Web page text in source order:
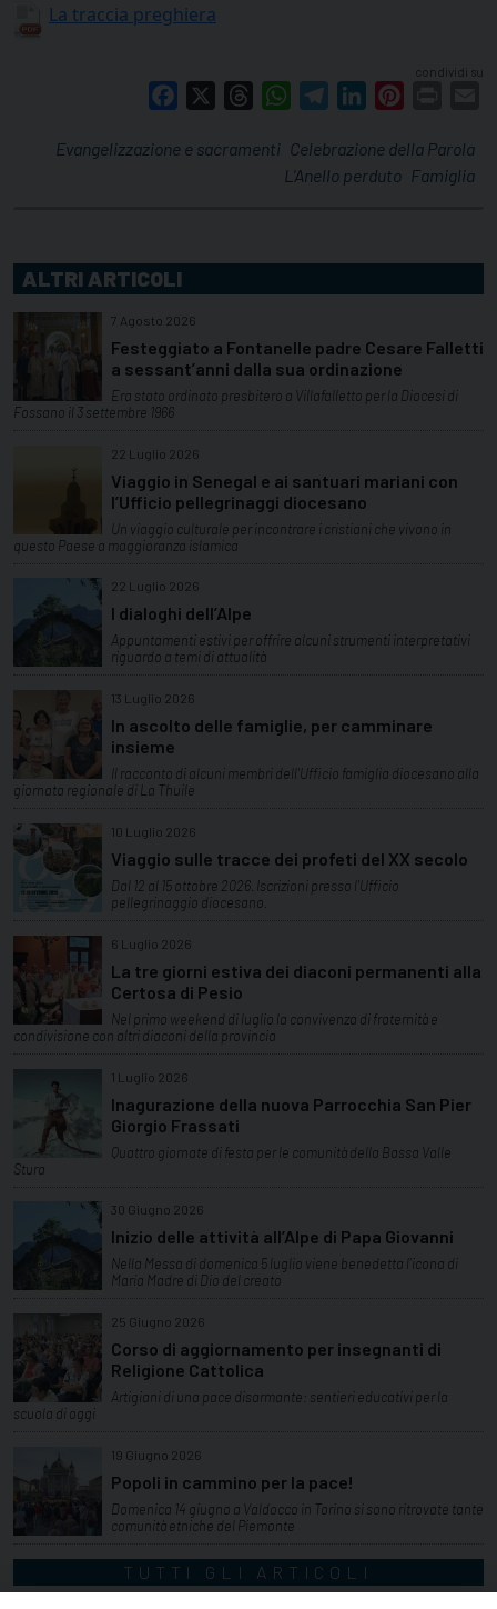
La traccia preghiera
condividi su
Facebook ThreadsWhatsAppTelegramLinkedIn
Celebrazione della Parola
Evangelizzazione e sacramenti
Famiglia
L'Anello perduto
ALTRI ARTICOLI
7 Agosto 2026
Festeggiato a Fontanelle padre Cesare Falletti
a sessant’anni dalla sua ordinazione
Era stato ordinato presbitero a Villafalletto per la Diocesi di
Fossano il 3 settembre 1966
22 Luglio 2026
Viaggio in Senegal e ai santuari mariani con
l’Ufficio pellegrinaggi diocesano
Un viaggio culturale per incontrare i cristiani che vivono in
questo Paese a maggioranza islamica
22 Luglio 2026
I dialoghi dell’Alpe
Appuntamenti estivi per offrire alcuni strumenti interpretativi
riguardo a temi di attualità
13 Luglio 2026
In ascolto delle famiglie, per camminare
insieme
Il racconto di alcuni membri dell'Ufficio famiglia diocesano alla
giornata regionale di La Thuile
10 Luglio 2026
Viaggio sulle tracce dei profeti del XX secolo
Dal 12 al 15 ottobre 2026. Iscrizioni presso l'Ufficio
pellegrinaggio diocesano.
6 Luglio 2026
La tre giorni estiva dei diaconi permanenti alla
Certosa di Pesio
Nel primo weekend di luglio la convivenza di fraternità e
condivisione con altri diaconi della provincia
1 Luglio 2026
Inagurazione della nuova Parrocchia San Pier
Giorgio Frassati
Quattro giornate di festa per le comunità della Bassa Valle
Stura
30 Giugno 2026
Inizio delle attività all’Alpe di Papa Giovanni
Nella Messa di domenica 5 luglio viene benedetta l’icona di
Maria Madre di Dio del creato
25 Giugno 2026
Corso di aggiornamento per insegnanti di
Religione Cattolica
Artigiani di una pace disarmante: sentieri educativi per la
scuola di oggi
19 Giugno 2026
Popoli in cammino per la pace!
Domenica 14 giugno a Valdocco in Torino si sono ritrovate tante
comunità etniche del Piemonte
TUTTI GLI ARTICOLI